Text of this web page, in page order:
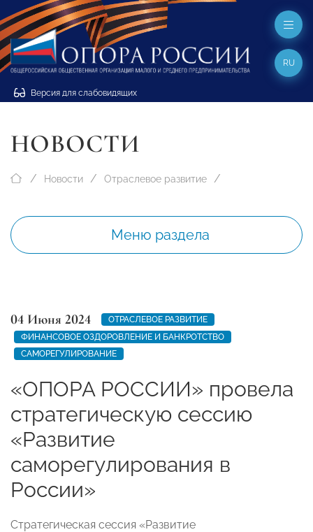
Версия для слабовидящих
RU
НОВОСТИ
Новости Отраслевое развитие
Меню раздела
04 Июня 2024
ОТРАСЛЕВОЕ РАЗВИТИЕ
ФИНАНСОВОЕ ОЗДОРОВЛЕНИЕ И БАНКРОТСТВО
САМОРЕГУЛИРОВАНИЕ
«ОПОРА РОССИИ» провела
стратегическую сессию
«Развитие
саморегулирования в
России»
Стратегическая сессия «Развитие